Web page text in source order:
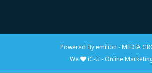
Powered Byemilion - MEDIA
We
iC-U - Online